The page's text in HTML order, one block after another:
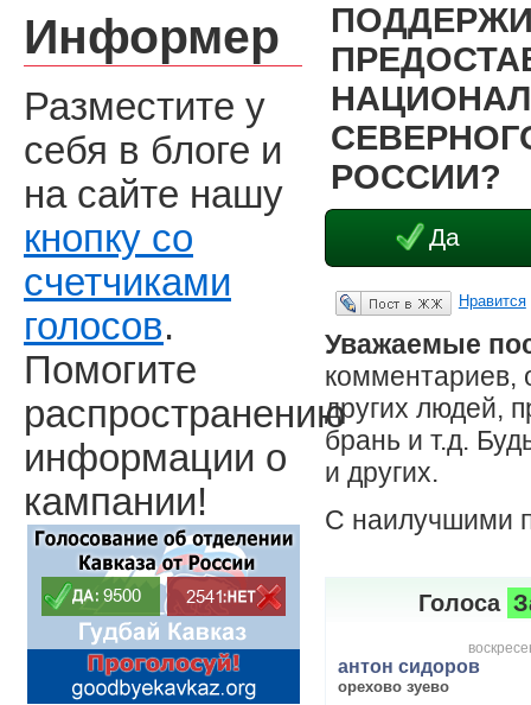
РОССИИ?
Да
Опубликовать в ЖЖ Нравится
Уважаемые
комментариев,
других людей,
брань и т.д.
и других.
С наилучшими
Голоса
антон сидоров
орехово зуево
Информер
Разместите у
себя в блоге и
на сайте нашу
кнопку со
счетчиками
голосов.
Помогите
распространению
информации о
кампании!